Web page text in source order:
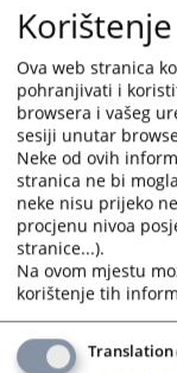
Ova web stranica
pohranjivati i
browsera i vašeg
sesiji unutar
Neke od ovih
stranica ne bi
neke nisu prijeko
procjenu nivoa
stranice...).
Na ovom mjestu
korištenje tih
Translation